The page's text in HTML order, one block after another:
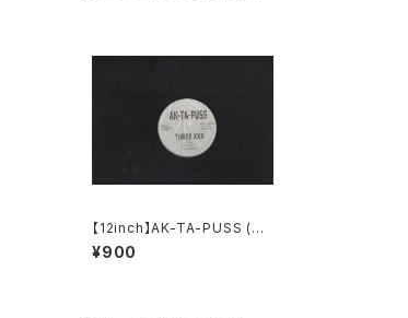
【12inch】AK-TA-PUSS (AK
INYELE) / THREE XXX
¥900